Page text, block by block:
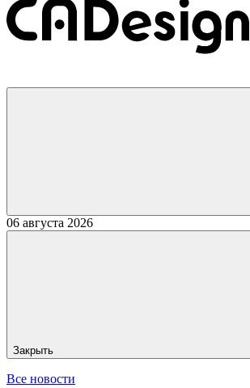
06 августа 2026
Закрыть
Все новости